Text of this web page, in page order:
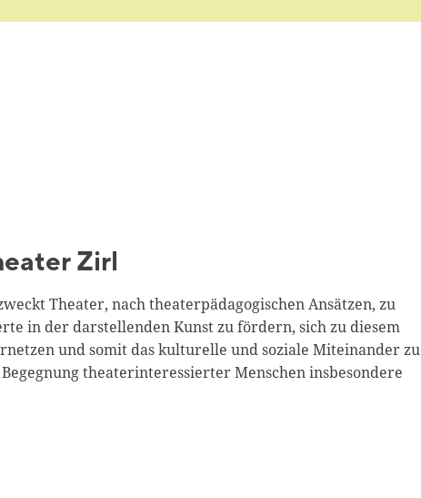
Zirl
Theater, nach theaterpädagogischen Ansätzen, zu
in der darstellenden Kunst zu fördern, sich zu diesem
und somit das kulturelle und soziale Miteinander zu
theaterinteressierter Menschen insbesondere